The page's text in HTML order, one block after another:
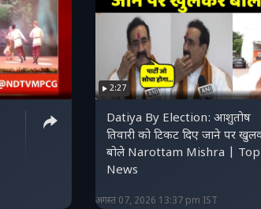
2:27
Datiya By Election: आशुतोष
तिवारी को टिकट दिए जाने पर
बोले Narottam Mishra | Top
News
अगस्त 07, 2026 13:37 pm IST